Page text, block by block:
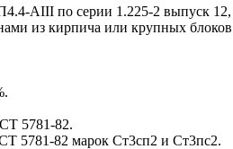
по серии 1.225-2 выпуск 12,
из кирпича или крупных
5781-82.
5781-82 марок Ст3сп2 и Ст3пс2.